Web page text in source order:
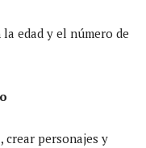
edad y el número de
personajes y